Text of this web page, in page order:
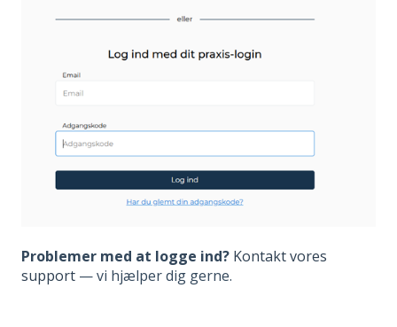
Problemer med at logge ind? Kontakt vores
support — vi hjælper dig gerne.